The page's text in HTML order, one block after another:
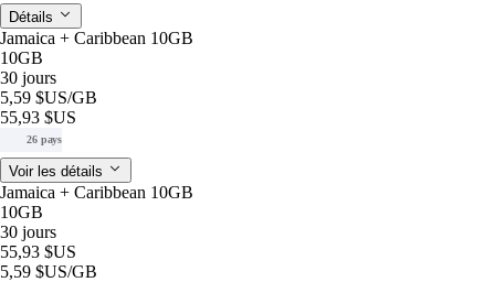
Détails
Jamaica + Caribbean 10GB
10GB
30 jours
5,59 $US/GB
55,93 $US
26 pays
Voir les détails
Jamaica + Caribbean 10GB
10GB
30 jours
55,93 $US
5,59 $US/GB